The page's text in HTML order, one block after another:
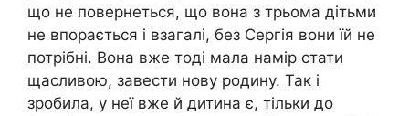
що не повернеться, що вона з трьома дітьми
не впорається і взагалі, без Сергія вони їй не
потрібні. Вона вже тоді мала намір стати
щасливою, завести нову родину. Так і
зробила, у неї вже й дитина є, тільки до